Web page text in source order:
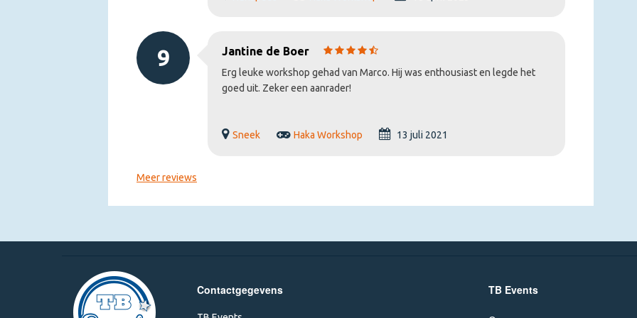
9 Jantine de Boer
Erg leuke workshop gehad van Marco. Hij was enthousiast en legde het
goed uit. Zeker een aanrader!
Sneek Haka Workshop 13 juli 2021
Meer reviews
Contactgegevens TB Events